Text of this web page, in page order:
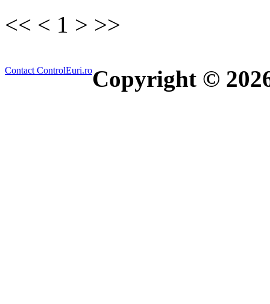
<< < 1 > >>
Contact ControlEuri.roCopyright ©